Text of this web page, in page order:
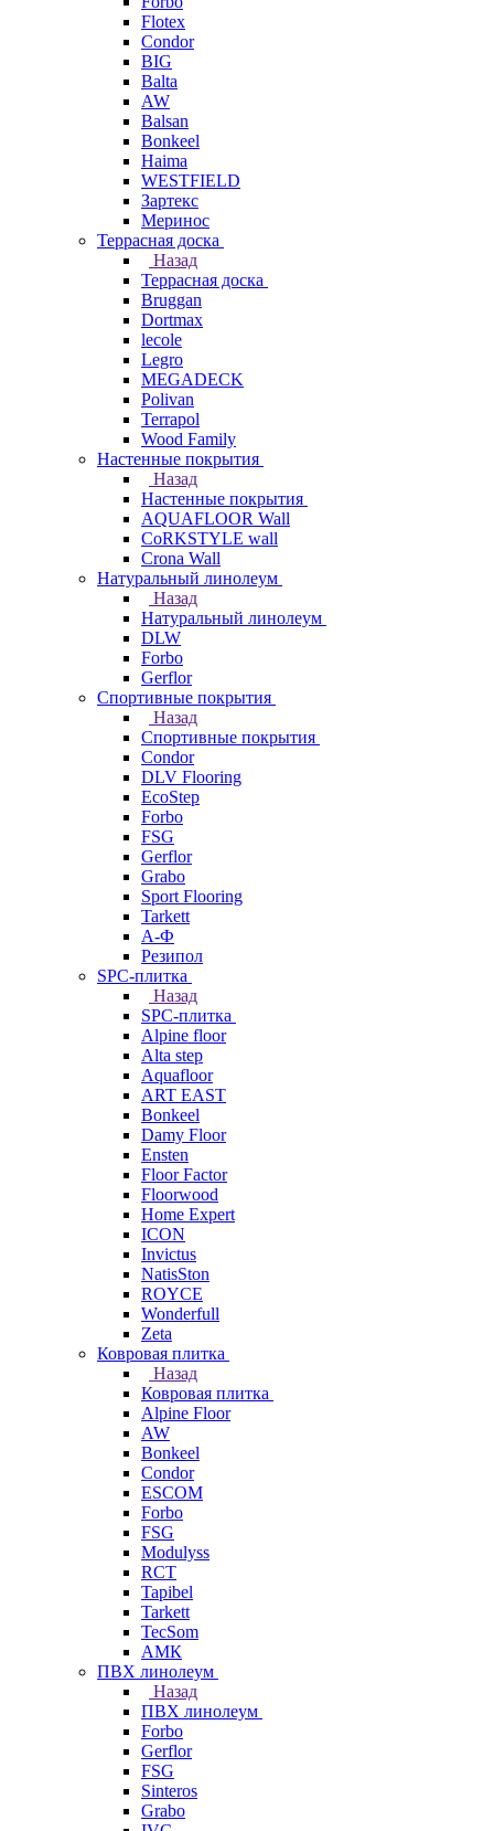
Flotex
Condor
BIG
Balta
AW
Balsan
Bonkeel
Haima
WESTFIELD
Зартекс
Меринос
Террасная доска
Назад
Террасная доска
Bruggan
Dortmax
lecole
Legro
MEGADECK
Polivan
Terrapol
Wood Family
Настенные покрытия
Назад
Настенные покрытия
AQUAFLOOR Wall
CoRKSTYLE wall
Crona Wall
Натуральный линолеум
Назад
Натуральный линолеум
DLW
Forbo
Gerflor
Спортивные покрытия
Назад
Спортивные покрытия
Condor
DLV Flooring
EcoStep
Forbo
FSG
Gerflor
Grabo
Sport Flooring
Tarkett
А-Ф
Резипол
SPC-плитка
Назад
SPC-плитка
Alpine floor
Alta step
Aquafloor
ART EAST
Bonkeel
Damy Floor
Ensten
Floor Factor
Floorwood
Home Expert
ICON
Invictus
NatisSton
ROYCE
Wonderfull
Zeta
Ковровая плитка
Назад
Ковровая плитка
Alpine Floor
AW
Bonkeel
Condor
ESCOM
Forbo
FSG
Modulyss
RCT
Tapibel
Tarkett
TecSom
АМК
ПВХ линолеум
Назад
ПВХ линолеум
Forbo
Gerflor
FSG
Sinteros
Grabo